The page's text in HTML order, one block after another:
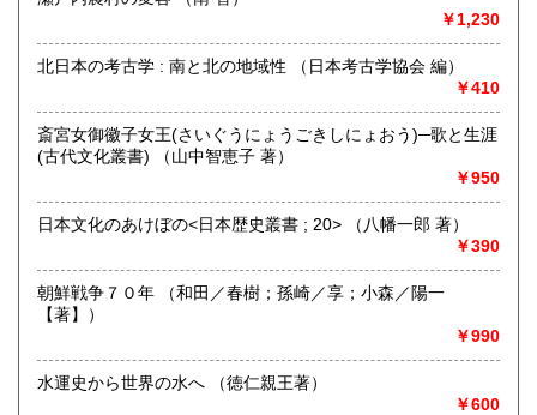
営業時間：9時から17時
定休日：年中無休
書籍の買取について
不死鳥BOOKSでは、書籍だけでなくCD、DVD、レコード、
ゲーム、おもちゃ、骨董品まであらゆるものの買い取りがで
にお問い合わせください。出張費は、無料です。
取り扱い分野
哲学宗教、歴史、社会科学、自然科学、美術工芸、趣味、外
国書、サブカルチャー、古書一般（その他）
￥1,230
北日本の考古学 : 南と北の地域性 （日本考古学協会 編）
￥410
斎宮女御徽子女王(さいぐうにょうごきしにょおう)─歌と生涯
(古代文化叢書) （山中智恵子 著）
￥950
日本文化のあけぼの<日本歴史叢書 ; 20> （八幡一郎 著）
￥390
朝鮮戦争７０年 （和田／春樹；孫崎／享；小森／陽一
【著】）
￥990
水運史から世界の水へ （徳仁親王著）
￥600